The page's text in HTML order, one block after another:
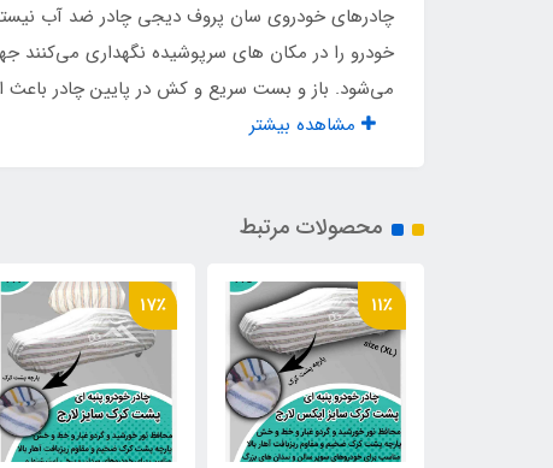
محافظت در برابر آب ندارد
​​​​چادرهای خودروی سان پروف دیجی چادر ضد آب
خودرو را در مکان های سرپوشیده نگهداری می‌کنند
می‌شود. باز و بست سریع و کش در پایین چادر
مشاهده بیشتر
محصولات مرتبط
11٪ 17٪